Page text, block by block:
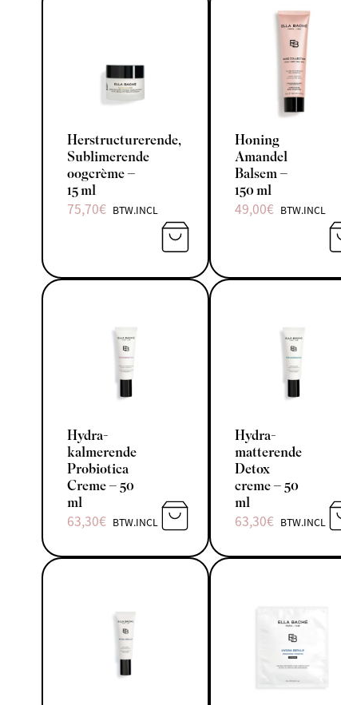
Herstructurerende,
Sublimerende
oogcrème –
15 ml
75,70€ BTW.INCL
TOEVOEGEN AAN WINKELWAGEN
Honing
Amandel
Balsem –
150 ml
49,00€ BTW.INCL
Hydra-
kalmerende
Probiotica
Creme – 50
ml
63,30€ BTW.INCL
TOEVOEGEN AAN WINKELWAGEN
Hydra-
matterende
Detox
creme – 50
ml
63,30€ BTW.INCL